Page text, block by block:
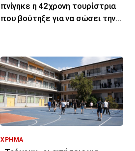
πνίγηκε η 42χρονη τουρίστρια
που βούτηξε για να σώσει την
ΧΡΗΜΑ